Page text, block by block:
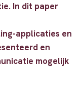
In dit paper
applicaties en
en
mogelijk